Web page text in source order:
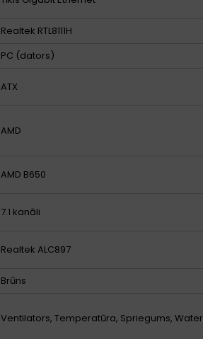
Realtek RTL8111H
PC (dators)
ATX
AMD
AMD B650
7.1 kanāli
Realtek ALC897
Brūns
Ventilators, Temperatūra, Spriegums,